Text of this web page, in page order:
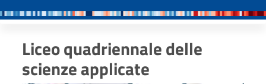
Liceo quadriennale delle
scienze applicate